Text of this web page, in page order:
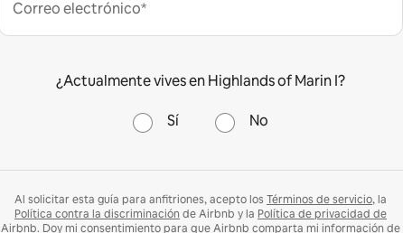
Correo electrónico*
¿Actualmente vives en Highlands of Marin I?
Sí No
Al solicitar esta guía para anfitriones, acepto los Términos de servicio, la
Política contra la discriminación de Airbnb y la Política de privacidad de
Airbnb. Doy mi consentimiento para que Airbnb comparta mi información de